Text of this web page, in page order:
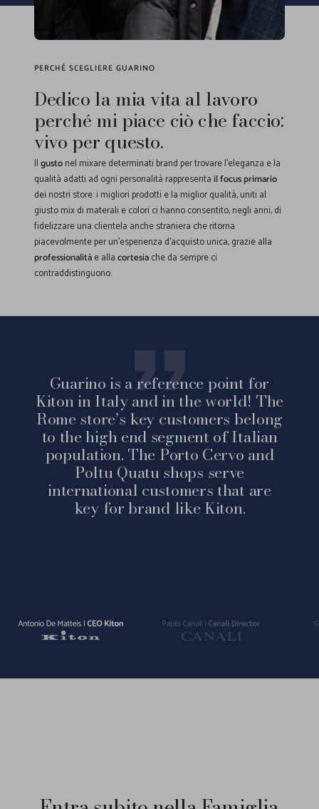
PERCHÉ SCEGLIERE GUARINO
Dedico la mia vita al lavoro
perché mi piace ciò che faccio:
vivo per questo.
Ilgustonel mixare determinati brand per trovare l'eleganza e la
qualità adatti ad ogni personalità rappresentail focus primario
dei nostri store: i migliori prodotti e la miglior qualità, uniti al
giusto mix di materali e colori ci hanno consentito, negli anni, di
fidelizzare una clientela anche straniera che ritorna
piacevolmente per un'esperienza d'acquisto unica, grazie alla
professionalitàe allacortesiache da sempre ci
contraddistinguono.
Guarino is a reference point for
Kiton in Italy and in the world! The
Rome store’s key customers belong
to the high end segment of Italian
population. The Porto Cervo and
Poltu Quatu shops serve
international customers that are
key for brand like Kiton.
Vai
Vai